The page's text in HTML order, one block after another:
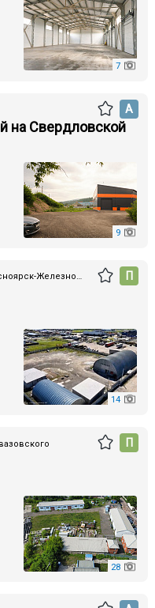
7
на Свердловской
А
9
пгт. Березовка — 2-й км. автодороги Красноярск-Железногорск П
14
П
28